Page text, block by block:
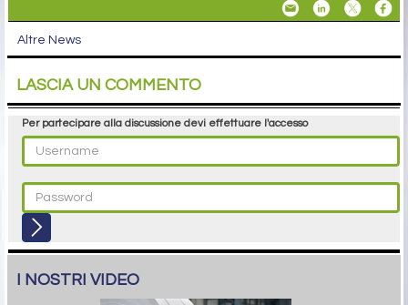
Altre News
LASCIA UN COMMENTO
Per partecipare alla discussione devi effettuare l'accesso
I NOSTRI VIDEO